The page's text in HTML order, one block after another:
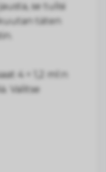
se tulisi
täten
4 × 1,2 ml:n
Valitse